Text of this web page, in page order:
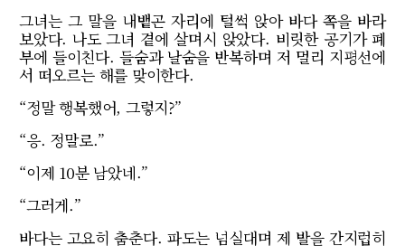
그녀는 그 말을 내뱉곤 자리에 털썩 앉아 바다 쪽을 바라
보았다. 나도 그녀 곁에 살며시 앉았다. 비릿한 공기가 폐
부에 들이친다. 들숨과 날숨을 반복하며 저 멀리 지평선에
서 떠오르는 해를 맞이한다.
“정말 행복했어, 그렇지?”
“응. 정말로.”
“이제 10분 남았네.”
“그러게.”
바다는 고요히 춤춘다. 파도는 넘실대며 제 발을 간지럽히